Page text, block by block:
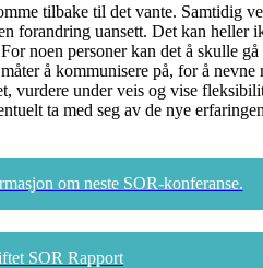
tilbake til det vante.
forandring uansett. Det kan
noen personer kan det å
å kommunisere på, for å
vurdere under veis og vise
ta med seg av de nye
om neste SOR-konferanse.
SOR Rapport